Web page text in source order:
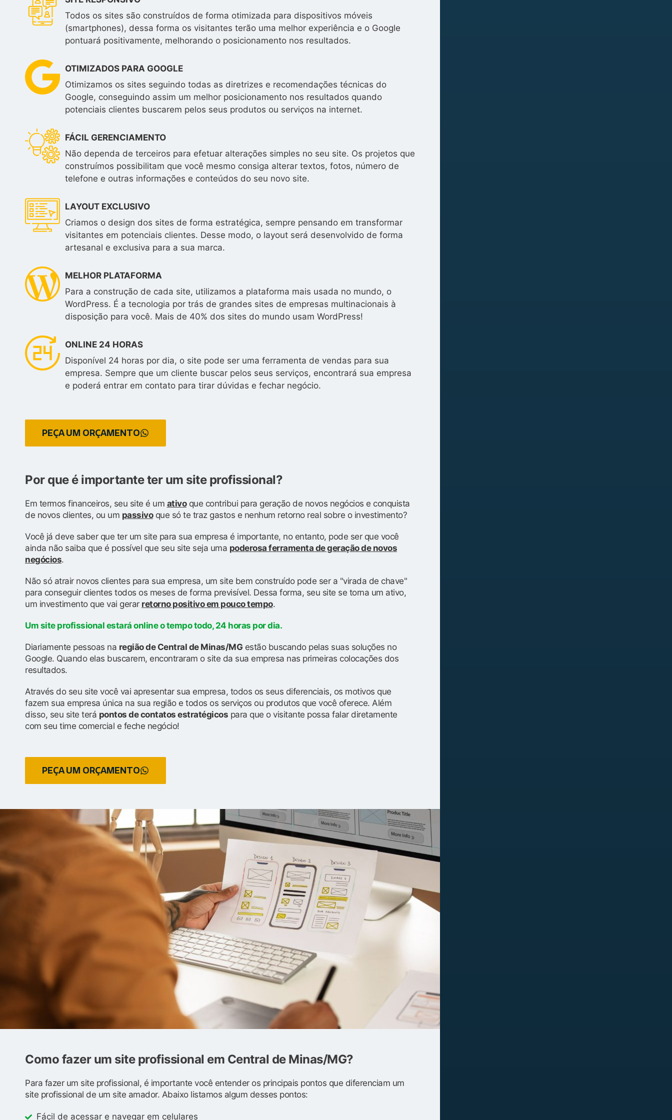
Todos os sites são construídos de forma otimizada para dispositivos móveis
(smartphones), dessa forma os visitantes terão uma melhor experiência e o Google
pontuará positivamente, melhorando o posicionamento nos resultados.
OTIMIZADOS PARA GOOGLE
Otimizamos os sites seguindo todas as diretrizes e recomendações técnicas do
Google, conseguindo assim um melhor posicionamento nos resultados quando
potenciais clientes buscarem pelos seus produtos ou serviços na internet.
FÁCIL GERENCIAMENTO
Não dependa de terceiros para efetuar alterações simples no seu site. Os projetos que
construímos possibilitam que você mesmo consiga alterar textos, fotos, número de
telefone e outras informações e conteúdos do seu novo site.
LAYOUT EXCLUSIVO
Criamos o design dos sites de forma estratégica, sempre pensando em transformar
visitantes em potenciais clientes. Desse modo, o layout será desenvolvido de forma
artesanal e exclusiva para a sua marca.
MELHOR PLATAFORMA
Para a construção de cada site, utilizamos a plataforma mais usada no mundo, o
WordPress. É a tecnologia por trás de grandes sites de empresas multinacionais à
disposição para você. Mais de 40% dos sites do mundo usam WordPress!
ONLINE 24 HORAS
Disponível 24 horas por dia, o site pode ser uma ferramenta de vendas para sua
empresa. Sempre que um cliente buscar pelos seus serviços, encontrará sua empresa
e poderá entrar em contato para tirar dúvidas e fechar negócio.
PEÇA UM ORÇAMENTO
Por que é importante ter um site profissional?
Em termos financeiros, seu site é um ativoque contribui para geração de novos negócios e conquista
de novos clientes, ou um passivoque só te traz gastos e nenhum retorno real sobre o investimento?
Você já deve saber que ter um site para sua empresa é importante, no entanto, pode ser que você
ainda não saiba que é possível que seu site seja uma poderosa ferramenta de geração de novos
negócios.
Não só atrair novos clientes para sua empresa, um site bem construído pode ser a "virada de chave"
para conseguir clientes todos os meses de forma previsível. Dessa forma, seu site se torna um ativo,
um investimento que vai gerar retorno positivo em pouco tempo.
Um site profissional estará online o tempo todo, 24 horas por dia.
Diariamente pessoas na região de Central de Minas/MG estão buscando pelas suas soluções no
Google. Quando elas buscarem, encontraram o site da sua empresa nas primeiras colocações dos
resultados.
Através do seu site você vai apresentar sua empresa, todos os seus diferenciais, os motivos que
fazem sua empresa única na sua região e todos os serviços ou produtos que você oferece. Além
disso, seu site terá pontos de contatos estratégicos para que o visitante possa falar diretamente
com seu time comercial e feche negócio!
PEÇA UM ORÇAMENTO
Como fazer um site profissional em Central de Minas/MG?
Para fazer um site profissional, é importante você entender os principais pontos que diferenciam um
site profissional de um site amador. Abaixo listamos algum desses pontos:
Fácil de acessar e navegar em celulares